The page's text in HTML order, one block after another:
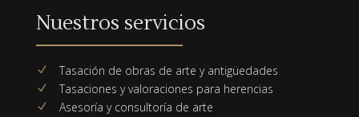
Nuestros servicios
N Tasación de obras de arte y antigüedades
N Tasaciones y valoraciones para herencias
N Asesoría y consultoría de arte